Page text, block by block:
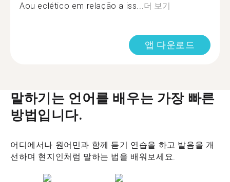
Aou eclético em relação a iss... 더 보기
앱 다운로드
말하기는 언어를 배우는 가장 빠른
방법입니다.
어디에서나 원어민과 함께 듣기 연습을 하고 발음을 개
선하며 현지인처럼 말하는 법을 배워보세요.